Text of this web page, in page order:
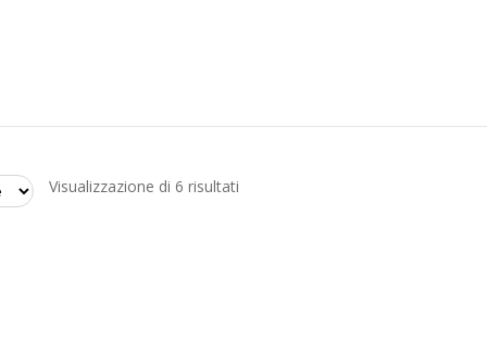
Visualizzazione di 6 risultatiOrdina